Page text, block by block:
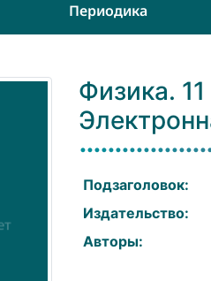
Периодика
Физика.
Подзаголовок:
Издательство:
Авторы: